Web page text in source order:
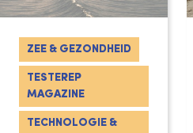
ZEE & GEZONDHEID
TESTEREP
MAGAZINE
TECHNOLOGIE &